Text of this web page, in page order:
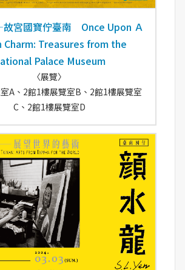
宮國寶佇臺南 Once Upon Ａ
Charm: Treasures from the
Palace Museum
〈展覽〉
A、2館1樓展覽室B、2館1樓展覽室
C、2館1樓展覽室D